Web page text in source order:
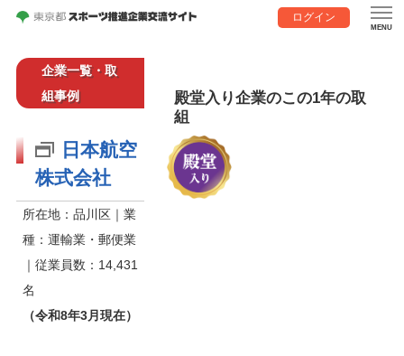
ログイン
企業一覧・取
組事例
殿堂入り企業のこの1年の取
組
日本航空
株式会社
所在地：品川区｜業
種：運輸業・郵便業
｜従業員数：14,431
名
（令和8年3月現在）